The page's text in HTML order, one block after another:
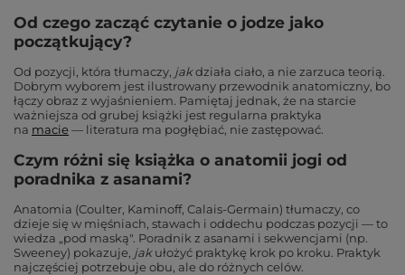
Od czego zacząć czytanie o jodze jako
początkujący?
Od pozycji, która tłumaczy, jakdziała ciało, a nie zarzuca teorią.
Dobrym wyborem jest ilustrowany przewodnik anatomiczny, bo
łączy obraz z wyjaśnieniem. Pamiętaj jednak, że na starcie
ważniejsza od grubej książki jest regularna praktyka
na macie— literatura ma pogłębiać, nie zastępować.
Czym różni się książka o anatomii jogi od
poradnika z asanami?
Anatomia (Coulter, Kaminoff, Calais-Germain) tłumaczy, co
dzieje się w mięśniach, stawach i oddechu podczas pozycji — to
wiedza „pod maską". Poradnik z asanami i sekwencjami (np.
Sweeney) pokazuje, jak ułożyć praktykę krok po kroku. Praktyk
najczęściej potrzebuje obu, ale do różnych celów.